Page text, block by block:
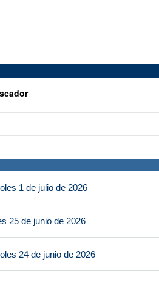
1 de julio de 2026
25 de junio de 2026
24 de junio de 2026